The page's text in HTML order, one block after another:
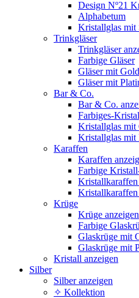
Design Nº21
Alphabetum
Kristallglas mit
Trinkgläser
Trinkgläser
Farbige Gläser
Gläser mit Gold
Gläser mit
Bar & Co.
Bar & Co.
Farbiges-
Kristallglas mit
Kristallglas mit
Karaffen
Karaffen
Farbige
Krüge
Krüge anzeigen
Farbige
Glaskrüge mit
Glaskrüge mit
Kristall anzeigen
Silber
Silber anzeigen
✧ Kollektion